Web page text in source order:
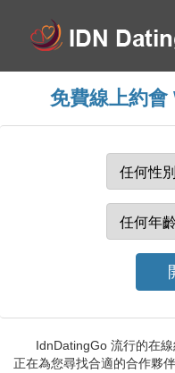
免費線上約
IdnDatingGo 流行的在
正在為您尋找合適的合作夥